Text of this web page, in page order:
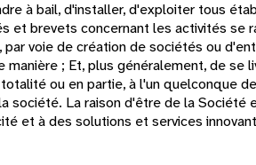
à bail, d'installer, d'exploiter tous
brevets concernant les activités
voie de création de sociétés ou
; Et, plus généralement, de se
ou en partie, à l'un quelconque
La raison d'être de la
et à des solutions et services